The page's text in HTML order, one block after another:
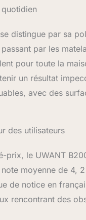
distingue par sa
par les
pour toute la
un résultat
avec des
des utilisateurs
prix, le UWANT
moyenne de 4,
de notice en
rencontrant des